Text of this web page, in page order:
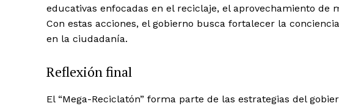
SUBSCRIBE NOW
educativas enfocadas en el reciclaje, el aprovechamiento
Con estas acciones, el gobierno busca fortalecer la
en la ciudadanía.
Reflexión final
El “Mega-Reciclatón” forma parte de las estrategias del